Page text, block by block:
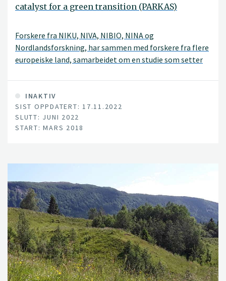
catalyst for a green transition (PARKAS)
Forskere fra NIKU, NIVA, NIBIO, NINA og
Nordlandsforskning, har sammen med forskere fra flere
europeiske land, samarbeidet om en studie som setter
naturvernområder.
INAKTIV
SIST OPPDATERT: 17.11.2022
SLUTT: JUNI 2022
START: MARS 2018